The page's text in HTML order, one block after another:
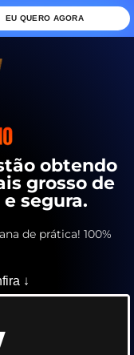
EU QUERO AGORA
obtendo
grosso de
segura.
de prática! 100%
↓